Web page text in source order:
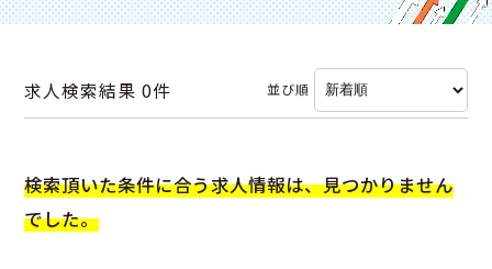
求人検索結果0件 並び順
検索頂いた条件に合う求人情報は、見つかりません
でした。